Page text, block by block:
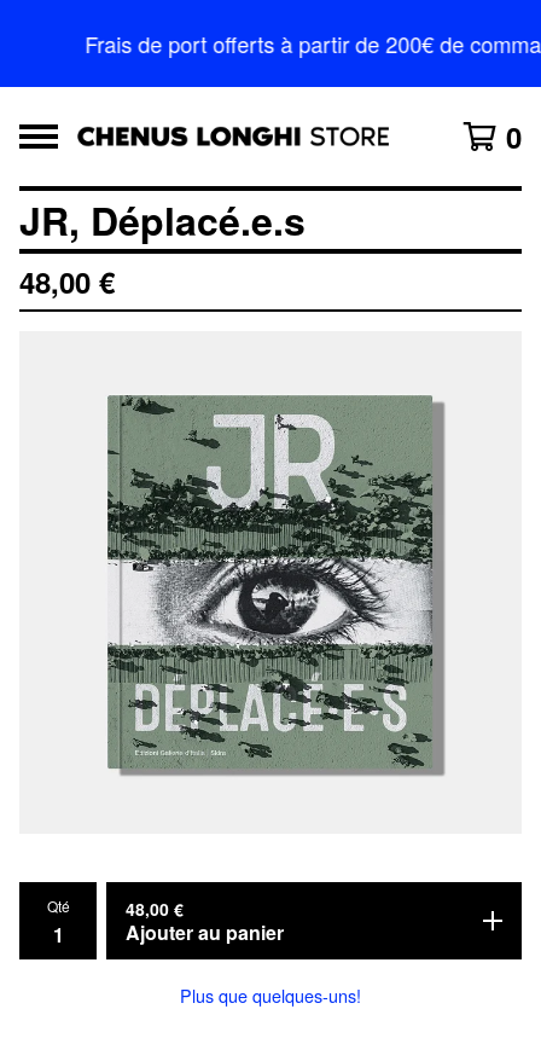
Frais de port offerts à partir de 200€ de
0
JR, Déplacé.e.s
48,00 €
Qté 48,00 €
Ajouter au panier
Plus que quelques-uns!